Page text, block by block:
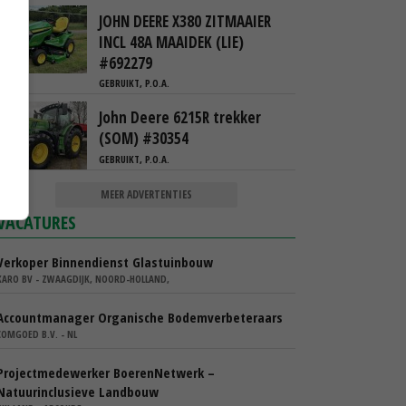
JOHN DEERE X380 ZITMAAIER
INCL 48A MAAIDEK (LIE)
#692279
GEBRUIKT, P.O.A.
John Deere 6215R trekker
(SOM) #30354
GEBRUIKT, P.O.A.
MEER ADVERTENTIES
Binnendienst Glastuinbouw
BV - ZWAAGDIJK, NOORD-HOLLAND,
Organische Bodemverbeteraars
B.V. - NL
BoerenNetwerk –
Landbouw